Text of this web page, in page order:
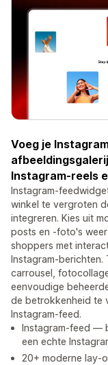
Voeg je
Instagram-reels
Instagram-
winkel te vergroten
integreren. Kies uit
posts en -foto's
shoppers met
Instagram-
carrousel,
eenvoudige
de betrokkenheid te
Instagram-feed.
Instagram-feed —
een echte
20+ moderne lay-